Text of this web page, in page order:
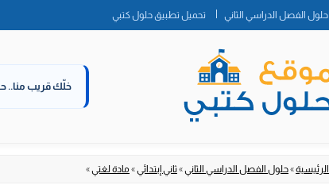
حلول الفصل الدراسي الثاني تحميل تطبيق حلول كتبي
خلّك قريب منا..
الرئيسية»حلول الفصل الدراسي الثاني»ثاني إبتدائي» مادة لغتي»